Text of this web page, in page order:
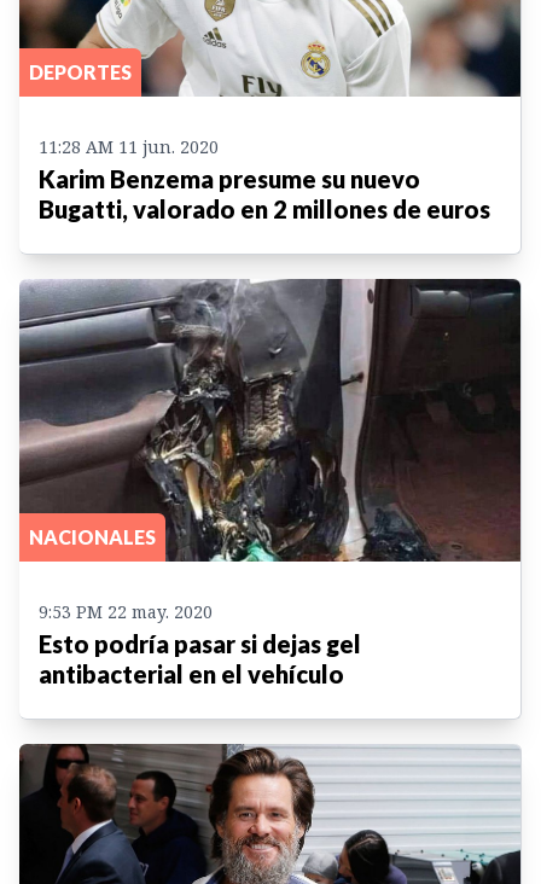
DEPORTES
11:28 AM 11 jun. 2020
Karim Benzema presume su nuevo
Bugatti, valorado en 2 millones de euros
NACIONALES
9:53 PM 22 may. 2020
Esto podría pasar si dejas gel
antibacterial en el vehículo